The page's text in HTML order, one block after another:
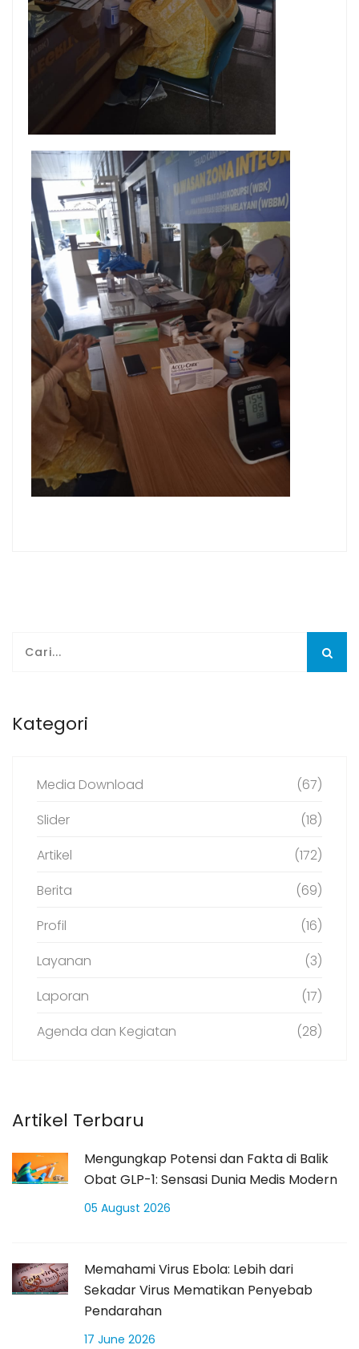
Kategori
Media Download
(67)
Slider
(18)
Artikel
(172)
Berita
(69)
Profil
(16)
Layanan
(3)
Laporan
(17)
Agenda dan Kegiatan
(28)
Artikel Terbaru
Mengungkap Potensi dan Fakta di Balik
Obat GLP-1: Sensasi Dunia Medis Modern
05 August 2026
Memahami Virus Ebola: Lebih dari
Sekadar Virus Mematikan Penyebab
Pendarahan
17 June 2026